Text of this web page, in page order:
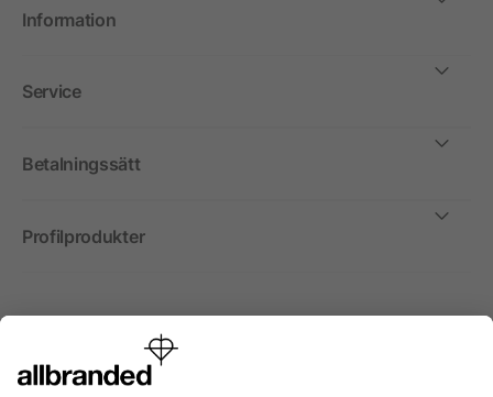
Information
Service
Betalningssätt
Profilprodukter
Internationellt